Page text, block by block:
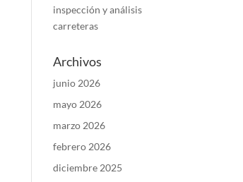
inspección y análisis
carreteras
Archivos
junio 2026
mayo 2026
marzo 2026
febrero 2026
diciembre 2025